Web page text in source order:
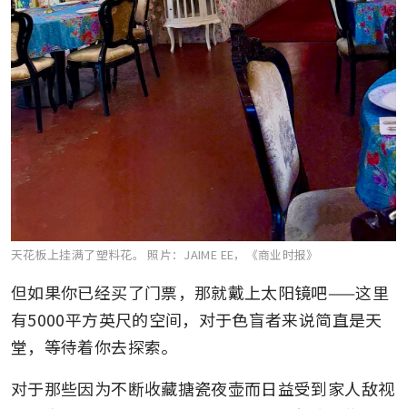
天花板上挂满了塑料花。 照片：JAIME EE，《商业时报》
但如果你已经买了门票，那就戴上太阳镜吧——这里
有5000平方英尺的空间，对于色盲者来说简直是天
堂，等待着你去探索。
对于那些因为不断收藏搪瓷夜壶而日益受到家人敌视